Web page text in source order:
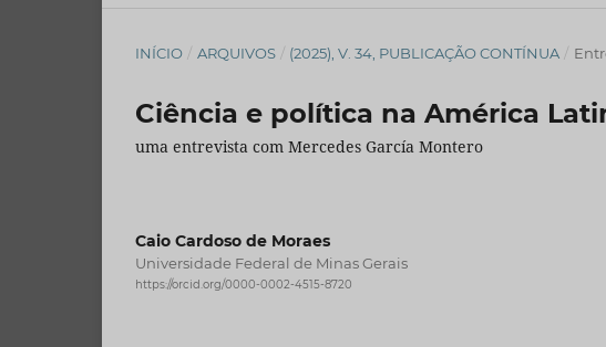
INÍCIO / ARQUIVOS / (2025), V. 34, PUBLICAÇÃO CONTÍNUA /
Ciência e política na América
uma entrevista com Mercedes García Montero
Caio Cardoso de Moraes
Universidade Federal de Minas Gerais
https://orcid.org/0000-0002-4515-8720